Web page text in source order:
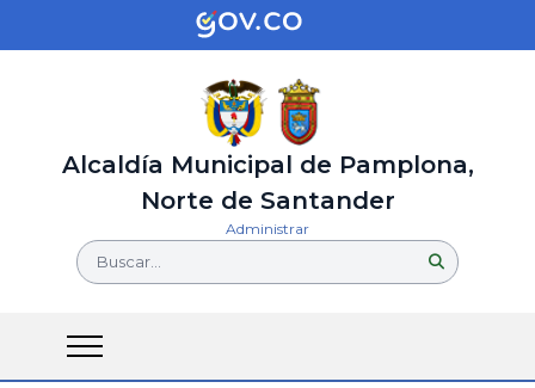
Alcaldía Municipal de Pamplona,
Norte de Santander
Administrar
Buscar...